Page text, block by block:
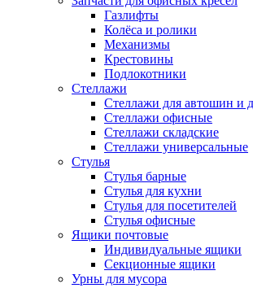
Газлифты
Колёса и ролики
Механизмы
Крестовины
Подлокотники
Стеллажи
Стеллажи для автошин и
Стеллажи офисные
Стеллажи складские
Стеллажи универсальные
Стулья
Стулья барные
Стулья для кухни
Стулья для посетителей
Стулья офисные
Ящики почтовые
Индивидуальные ящики
Секционные ящики
Урны для мусора